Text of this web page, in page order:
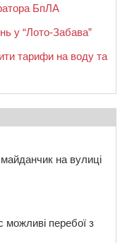
БпЛА
у “Лото-Забава”
тарифи на воду та
на вулиці
можливі перебої з